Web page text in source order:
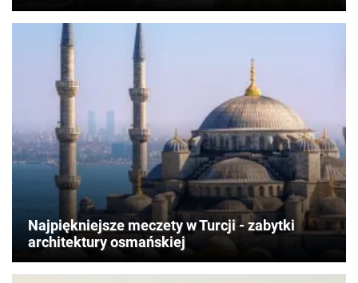
Najpiękniejsze meczety w Turcji - zabytki
architektury osmańskiej